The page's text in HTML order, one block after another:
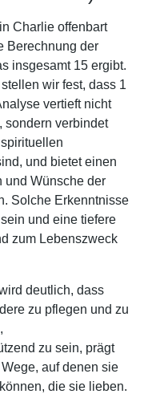
Charlie offenbart
Berechnung der
insgesamt 15 ergibt.
wir fest, dass 1
vertieft nicht
sondern verbindet
und bietet einen
und Wünsche der
Solche Erkenntnisse
und eine tiefere
zum Lebenszweck
deutlich, dass
zu pflegen und zu
zu sein, prägt
auf denen sie
die sie lieben.